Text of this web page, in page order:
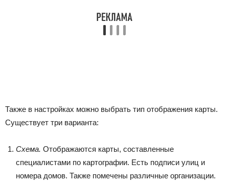
Также в настройках можно выбрать тип отображения карты.
Существует три варианта:
Схема. Отображаются карты, составленные
специалистами по картографии. Есть подписи улиц и
номера домов. Также помечены различные организации.